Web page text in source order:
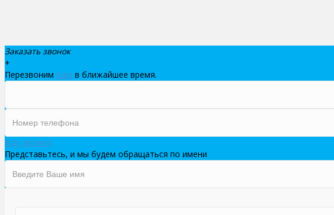
Заказать звонок
+
Перезвоним Вам в ближайшее время.
Жду звонка!
Представьтесь, и мы будем обращаться по имени